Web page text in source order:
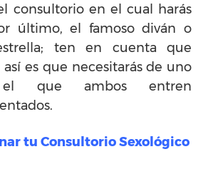
consultorio en el cual harás
último, el famoso diván o
ten en cuenta que
así es que necesitarás de uno
que ambos entren
tu Consultorio Sexológico